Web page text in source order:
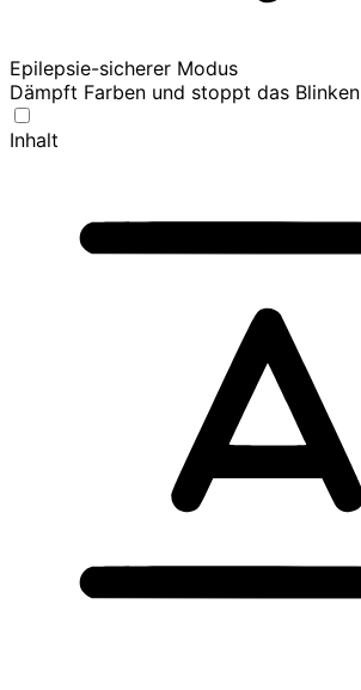
Epilepsie-sicherer Modus
Dämpft Farben und stoppt das Blinken
Inhalt